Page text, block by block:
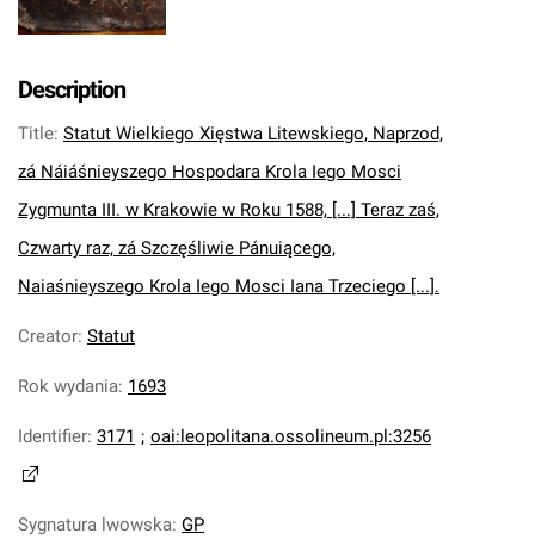
Description
Title: Statut Wielkiego Xięstwa Litewskiego, Naprzod,
zá Náiáśnieyszego Hospodara Krola Iego Mosci
Zygmunta III. w Krakowie w Roku 1588, [...] Teraz zaś,
Czwarty raz, zá Szczęśliwie Pánuiącego,
Naiaśnieyszego Krola Iego Mosci Iana Trzeciego [...].
Creator: Statut
Rok wydania: 1693
Identifier: 3171 ; oai:leopolitana.ossolineum.pl:3256
Sygnatura lwowska: GP